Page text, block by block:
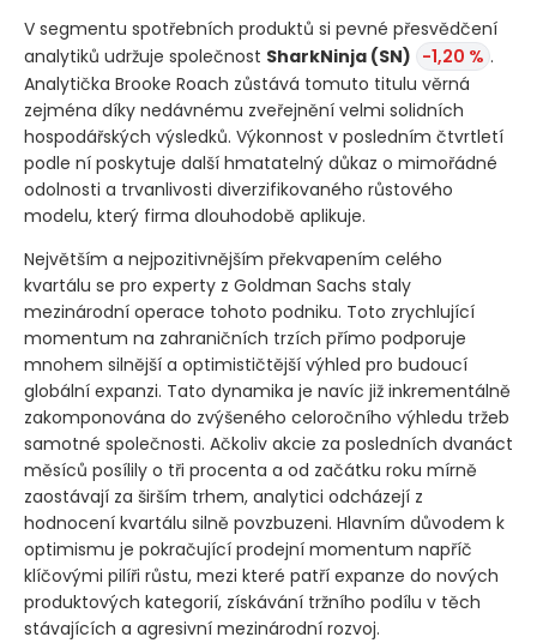
V segmentu spotřebních produktů si pevné přesvědčení
analytiků udržuje společnost SharkNinja (SN) -1,20 % .
Analytička Brooke Roach zůstává tomuto titulu věrná
zejména díky nedávnému zveřejnění velmi solidních
hospodářských výsledků. Výkonnost v posledním čtvrtletí
podle ní poskytuje další hmatatelný důkaz o mimořádné
odolnosti a trvanlivosti diverzifikovaného růstového
modelu, který firma dlouhodobě aplikuje.
Největším a nejpozitivnějším překvapením celého
kvartálu se pro experty z Goldman Sachs staly
mezinárodní operace tohoto podniku. Toto zrychlující
momentum na zahraničních trzích přímo podporuje
mnohem silnější a optimističtější výhled pro budoucí
globální expanzi. Tato dynamika je navíc již inkrementálně
zakomponována do zvýšeného celoročního výhledu tržeb
samotné společnosti. Ačkoliv akcie za posledních dvanáct
měsíců posílily o tři procenta a od začátku roku mírně
zaostávají za širším trhem, analytici odcházejí z
hodnocení kvartálu silně povzbuzeni. Hlavním důvodem k
optimismu je pokračující prodejní momentum napříč
klíčovými pilíři růstu, mezi které patří expanze do nových
produktových kategorií, získávání tržního podílu v těch
stávajících a agresivní mezinárodní rozvoj.